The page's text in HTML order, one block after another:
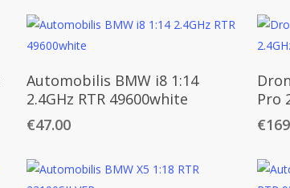
Daugiau
Automobilis BMW i8 1:14
2.4GHz RTR 49600white
€47.00
Pro
€